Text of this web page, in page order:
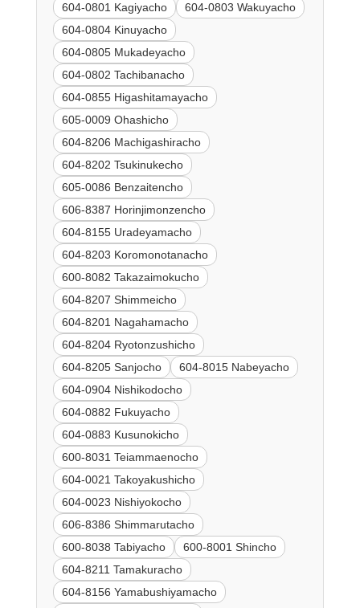
604-0801 Kagiyacho
604-0803 Wakuyacho
604-0804 Kinuyacho
604-0805 Mukadeyacho
604-0802 Tachibanacho
604-0855 Higashitamayacho
605-0009 Ohashicho
604-8206 Machigashiracho
604-8202 Tsukinukecho
605-0086 Benzaitencho
606-8387 Horinjimonzencho
604-8155 Uradeyamacho
604-8203 Koromonotanacho
600-8082 Takazaimokucho
604-8207 Shimmeicho
604-8201 Nagahamacho
604-8204 Ryotonzushicho
604-8205 Sanjocho
604-8015 Nabeyacho
604-0904 Nishikodocho
604-0882 Fukuyacho
604-0883 Kusunokicho
600-8031 Teiammaenocho
604-0021 Takoyakushicho
604-0023 Nishiyokocho
606-8386 Shimmarutacho
600-8038 Tabiyacho
600-8001 Shincho
604-8211 Tamakuracho
604-8156 Yamabushiyamacho